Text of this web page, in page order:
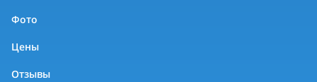
Фото
Цены
Отзывы